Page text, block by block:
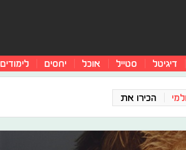
דיגיטל סטייל אוכל יחסים לימודים
הכירו את